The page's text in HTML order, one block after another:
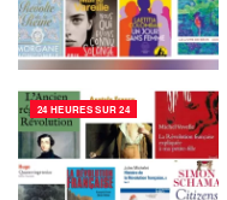
24 HEURES SUR 24